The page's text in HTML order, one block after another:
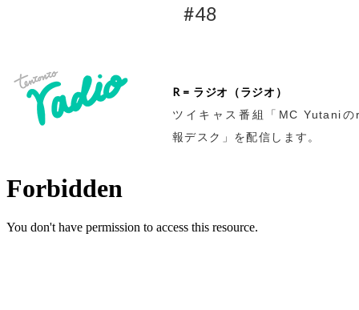
#48
R = ラジオ（ラジオ）
ツイキャス番組「MC Yutani
報デスク」を配信します。